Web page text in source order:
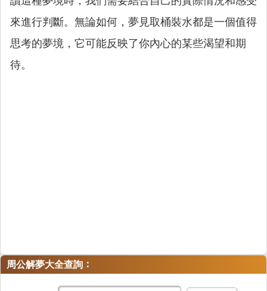
來進行判斷。無論如何，夢見取桶裝水都是一個值得
思考的夢境，它可能反映了你內心的某些渴望和期
待。
周公解夢大全查詢 ：